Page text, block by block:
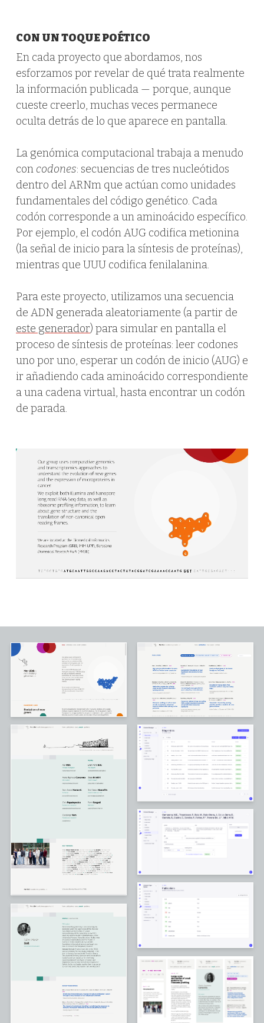
CON UN TOQUE POÉTICO
En cada proyecto que abordamos, nos
esforzamos por revelar de qué trata realmente
la información publicada — porque, aunque
cueste creerlo, muchas veces permanece
oculta detrás de lo que aparece en pantalla.
La genómica computacional trabaja a menudo
con codones: secuencias de tres nucleótidos
dentro del ARNm que actúan como unidades
fundamentales del código genético. Cada
codón corresponde a un aminoácido específico.
Por ejemplo, el codón AUG codifica metionina
(la señal de inicio para la síntesis de proteínas),
mientras que UUU codifica fenilalanina.
Para este proyecto, utilizamos una secuencia
de ADN generada aleatoriamente (a partir de
este generador) para simular en pantalla el
proceso de síntesis de proteínas: leer codones
uno por uno, esperar un codón de inicio (AUG) e
ir añadiendo cada aminoácido correspondiente
a una cadena virtual, hasta encontrar un codón
de parada.